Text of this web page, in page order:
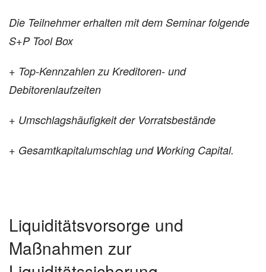
Die Teilnehmer erhalten mit dem Seminar folgende
S+P Tool Box
+ Top-Kennzahlen zu Kreditoren- und
Debitorenlaufzeiten
+ Umschlagshäufigkeit der Vorratsbestände
+ Gesamtkapitalumschlag und Working Capital.
Liquiditätsvorsorge und
Maßnahmen zur